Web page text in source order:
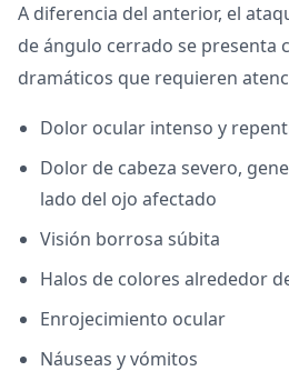
A diferencia del anterior, el
de ángulo cerrado se presenta
dramáticos que requieren
Dolor ocular intenso y
Dolor de cabeza severo,
lado del ojo afectado
Visión borrosa súbita
Halos de colores alrededor
Enrojecimiento ocular
Náuseas y vómitos